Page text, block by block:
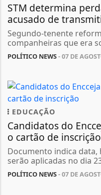
STM determina
acusado de
Segundo-tenente
companheiras que era
POLÍTICO NEWS- 07 DE
EDUCAÇÃO
Candidatos do
o cartão de inscrição
Documento indica data,
serão aplicadas no dia
POLÍTICO NEWS- 07 DE